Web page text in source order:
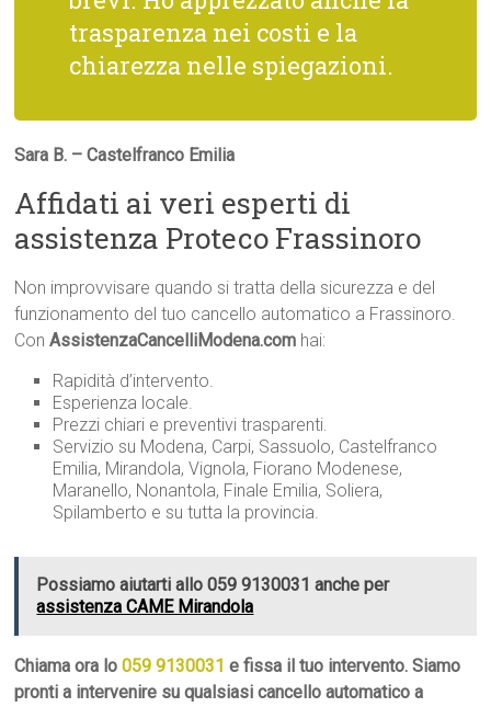
trasparenza nei costi e la
chiarezza nelle spiegazioni.
Sara B. – Castelfranco Emilia
Affidati ai veri esperti di
assistenza Proteco Frassinoro
Non improvvisare quando si tratta della sicurezza e del
funzionamento del tuo cancello automatico a Frassinoro.
ConAssistenzaCancelliModena.com hai:
Rapidità d’intervento.
Esperienza locale.
Prezzi chiari e preventivi trasparenti.
Servizio su Modena, Carpi, Sassuolo, Castelfranco
Emilia, Mirandola, Vignola, Fiorano Modenese,
Maranello, Nonantola, Finale Emilia, Soliera,
Spilamberto e su tutta la provincia.
Possiamo aiutarti allo 059 9130031 anche per
assistenza CAME Mirandola
Chiama ora lo059 9130031 e fissa il tuo intervento. Siamo
pronti a intervenire su qualsiasi cancello automatico a